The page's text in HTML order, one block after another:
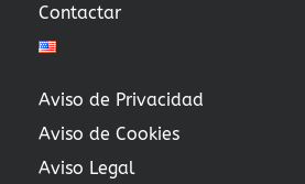
Contactar
Aviso de Privacidad
Aviso de Cookies
Aviso Legal